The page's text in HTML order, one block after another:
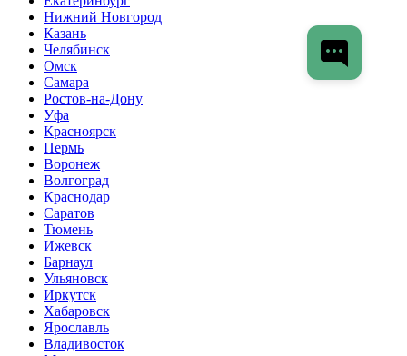
Нижний Новгород
Казань
Челябинск
Омск
Самара
Ростов-на-Дону
Уфа
Красноярск
Пермь
Воронеж
Волгоград
Краснодар
Саратов
Тюмень
Ижевск
Барнаул
Ульяновск
Иркутск
Хабаровск
Ярославль
Владивосток